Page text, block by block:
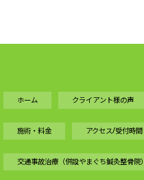
ホーム クライアント様の声
施術・料金 アクセス/受付時間
交通事故治療（併設やまぐち鍼灸整骨院）